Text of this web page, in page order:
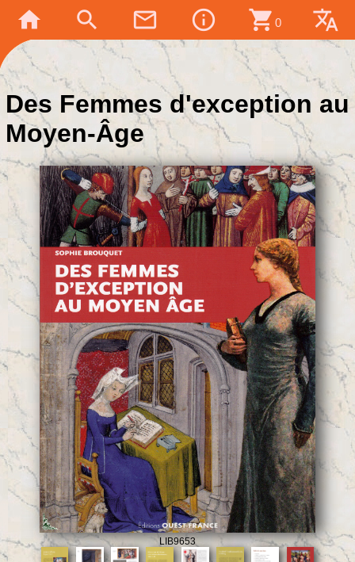
home search mail_outline info_outline shopping_cart 0 translate
Des Femmes d'exception au
Moyen-Âge
LIB9653